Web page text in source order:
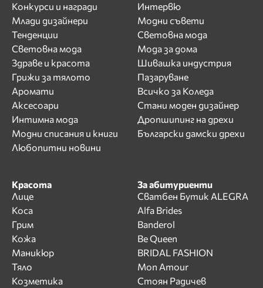
Конкурси и награди
Млади дизайнери
Тенденции
Световна мода
Здраве и красота
Грижи за тялото
Аромати
Аксесоари
Интимна мода
Модни списания и книги
Любопитни новини
Интервю
Модни съвети
Световна мода
Мода за дома
Шивашка индустрия
Пазаруване
Всичко за Коледа
Стани моден дизайнер
Дропшипинг на дрехи
Български дамски дрехи
Красота
Лице
Коса
Грим
Кожа
Маникюр
Тяло
Козметика
За абитуриенти
Сватбен Бутик ALEGRA
Alfa Brides
Banderol
Be Queen
BRIDAL FASHION
Mon Amour
Стоян Радичев